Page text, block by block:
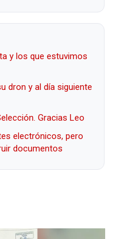
y los que estuvimos
dron y al día siguiente
Gracias Leo
electrónicos, pero
documentos